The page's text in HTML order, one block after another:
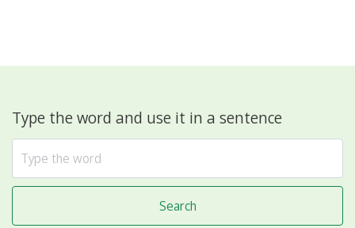
Type the word and use it in a sentence
Search